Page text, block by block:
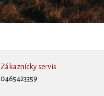
Zákaznícky servis
0465423359